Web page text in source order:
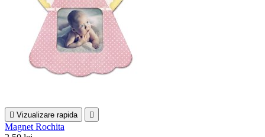
 Vizualizare rapida 
Magnet Rochita